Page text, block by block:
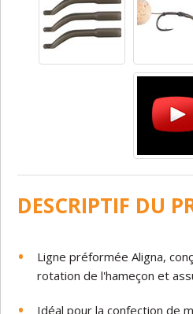
DESCRIPTIF DU
Ligne préformée Aligna,
rotation de l'hameçon et
Idéal pour la confection de